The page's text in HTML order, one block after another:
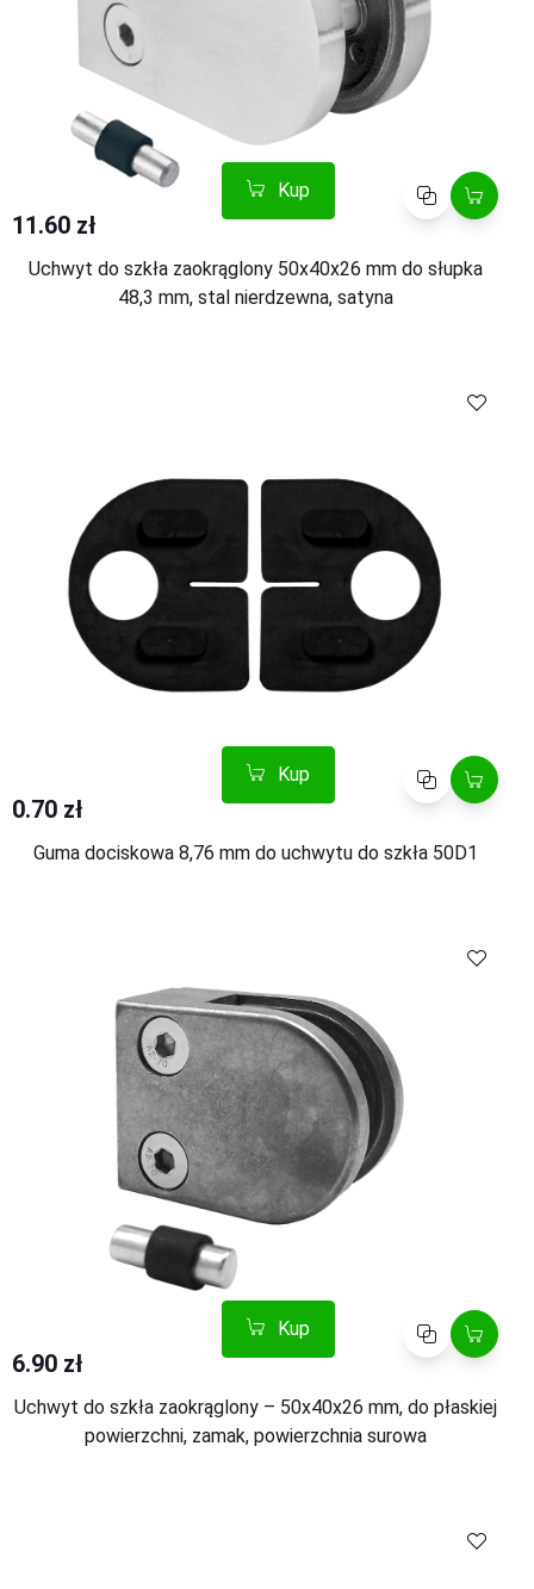
Kup Porównaj
11.60 zł
Uchwyt do szkła zaokrąglony 50x40x26 mm do słupka
48,3 mm, stal nierdzewna, satyna
Kup Porównaj
0.70 zł
Guma dociskowa 8,76 mm do uchwytu do szkła 50D1
Kup Porównaj
6.90 zł
Uchwyt do szkła zaokrąglony – 50x40x26 mm, do płaskiej
powierzchni, zamak, powierzchnia surowa